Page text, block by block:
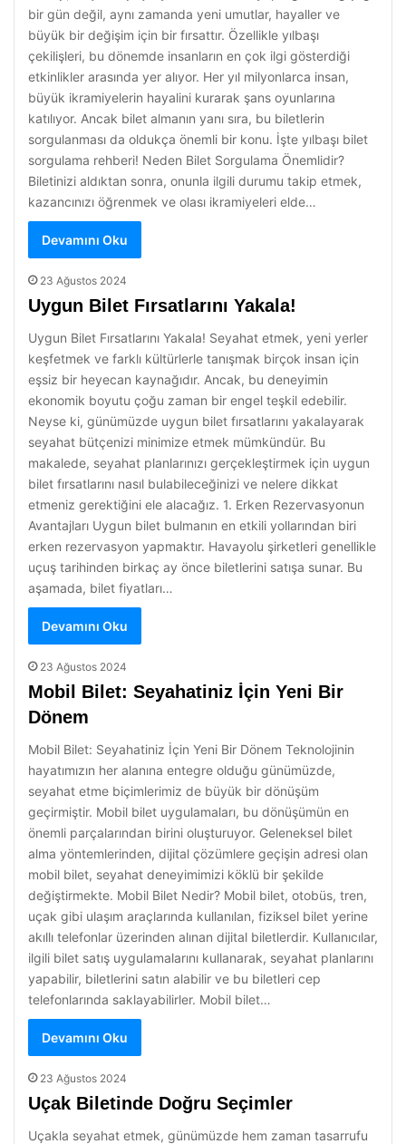
bir gün değil, aynı zamanda yeni umutlar, hayaller ve
büyük bir değişim için bir fırsattır. Özellikle yılbaşı
çekilişleri, bu dönemde insanların en çok ilgi gösterdiği
etkinlikler arasında yer alıyor. Her yıl milyonlarca insan,
büyük ikramiyelerin hayalini kurarak şans oyunlarına
katılıyor. Ancak bilet almanın yanı sıra, bu biletlerin
sorgulanması da oldukça önemli bir konu. İşte yılbaşı bilet
sorgulama rehberi! Neden Bilet Sorgulama Önemlidir?
Biletinizi aldıktan sonra, onunla ilgili durumu takip etmek,
kazancınızı öğrenmek ve olası ikramiyeleri elde…
Devamını Oku
23 Ağustos 2024
Uygun Bilet Fırsatlarını Yakala!
Uygun Bilet Fırsatlarını Yakala! Seyahat etmek, yeni yerler
keşfetmek ve farklı kültürlerle tanışmak birçok insan için
eşsiz bir heyecan kaynağıdır. Ancak, bu deneyimin
ekonomik boyutu çoğu zaman bir engel teşkil edebilir.
Neyse ki, günümüzde uygun bilet fırsatlarını yakalayarak
seyahat bütçenizi minimize etmek mümkündür. Bu
makalede, seyahat planlarınızı gerçekleştirmek için uygun
bilet fırsatlarını nasıl bulabileceğinizi ve nelere dikkat
etmeniz gerektiğini ele alacağız. 1. Erken Rezervasyonun
Avantajları Uygun bilet bulmanın en etkili yollarından biri
erken rezervasyon yapmaktır. Havayolu şirketleri genellikle
uçuş tarihinden birkaç ay önce biletlerini satışa sunar. Bu
aşamada, bilet fiyatları…
Devamını Oku
23 Ağustos 2024
Mobil Bilet: Seyahatiniz İçin Yeni Bir
Dönem
Mobil Bilet: Seyahatiniz İçin Yeni Bir Dönem Teknolojinin
hayatımızın her alanına entegre olduğu günümüzde,
seyahat etme biçimlerimiz de büyük bir dönüşüm
geçirmiştir. Mobil bilet uygulamaları, bu dönüşümün en
önemli parçalarından birini oluşturuyor. Geleneksel bilet
alma yöntemlerinden, dijital çözümlere geçişin adresi olan
mobil bilet, seyahat deneyimimizi köklü bir şekilde
değiştirmekte. Mobil Bilet Nedir? Mobil bilet, otobüs, tren,
uçak gibi ulaşım araçlarında kullanılan, fiziksel bilet yerine
akıllı telefonlar üzerinden alınan dijital biletlerdir. Kullanıcılar,
ilgili bilet satış uygulamalarını kullanarak, seyahat planlarını
yapabilir, biletlerini satın alabilir ve bu biletleri cep
telefonlarında saklayabilirler. Mobil bilet…
Devamını Oku
23 Ağustos 2024
Uçak Biletinde Doğru Seçimler
Uçakla seyahat etmek, günümüzde hem zaman tasarrufu